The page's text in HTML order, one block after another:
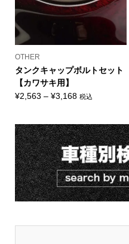
OTHER
タンクキャップボルトセット
【カワサキ用】
¥2,563 – ¥3,168価
¥2,563
–
¥3,168
税込